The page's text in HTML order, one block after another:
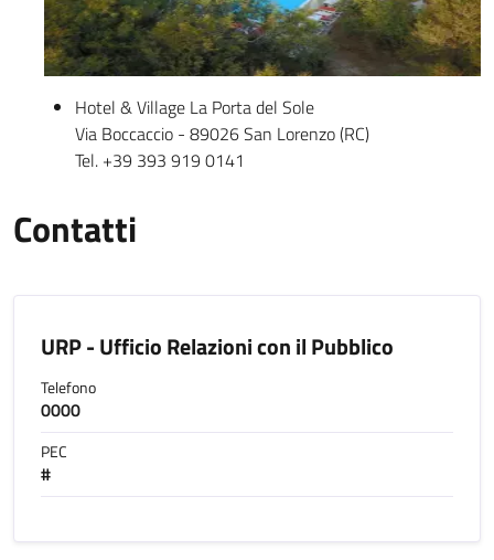
Hotel & Village La Porta del Sole
Via Boccaccio - 89026 San Lorenzo (RC)
Tel. +39 393 919 0141
Contatti
URP - Ufficio Relazioni con il Pubblico
Telefono
0000
PEC
#